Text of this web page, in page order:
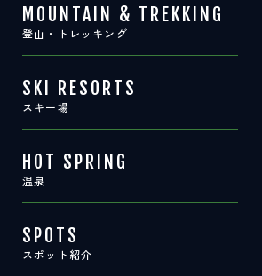
MOUNTAIN & TREKKING
登山・トレッキング
SKI RESORTS
スキー場
HOT SPRING
温泉
SPOTS
スポット紹介